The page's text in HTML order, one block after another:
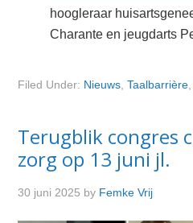
hoogleraar
Charante en jeugdarts
Filed Under: Nieuws ,Taalbarrière
Terugblik congres
zorg op 13 juni jl.
30 juni 2025 by Femke Vrij